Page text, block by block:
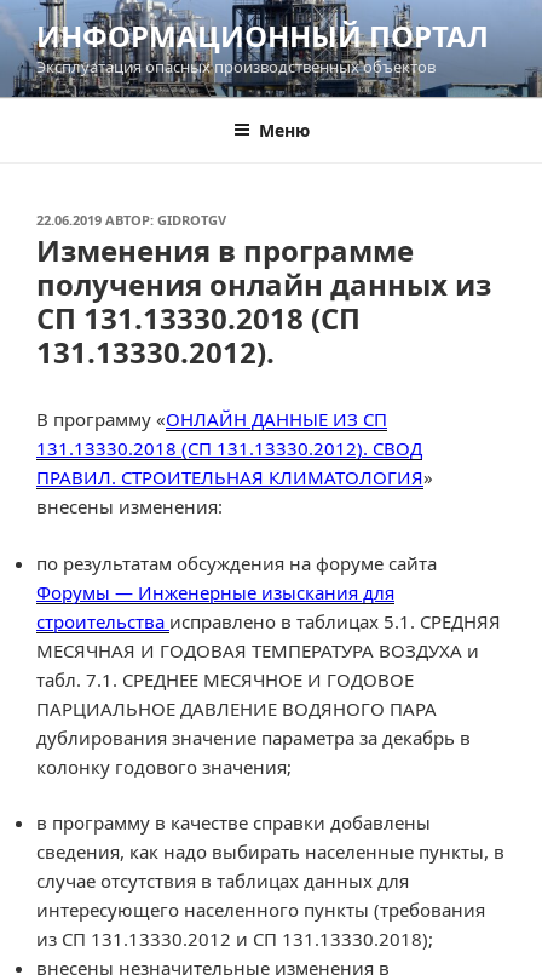
Перейти
содержимому
ИНФОРМАЦИОННЫЙ ПОРТАЛ
Эксплуатация опасных производственных объектов
Меню
ОПУБЛИКОВАНО
22.06.2019 АВТОР: GIDROTGV
Изменения в программе
получения онлайн данных из
СП 131.13330.2018 (СП
131.13330.2012).
В программу «ОНЛАЙН ДАННЫЕ ИЗ СП
131.13330.2018 (СП 131.13330.2012). СВОД
ПРАВИЛ. СТРОИТЕЛЬНАЯ КЛИМАТОЛОГИЯ»
внесены изменения:
по результатам обсуждения на форуме сайта
Форумы — Инженерные изыскания для
строительства исправлено в таблицах 5.1. СРЕДНЯЯ
МЕСЯЧНАЯ И ГОДОВАЯ ТЕМПЕРАТУРА ВОЗДУХА и
табл. 7.1. СРЕДНЕЕ МЕСЯЧНОЕ И ГОДОВОЕ
ПАРЦИАЛЬНОЕ ДАВЛЕНИЕ ВОДЯНОГО ПАРА
дублирования значение параметра за декабрь в
колонку годового значения;
в программу в качестве справки добавлены
сведения, как надо выбирать населенные пункты, в
случае отсутствия в таблицах данных для
интересующего населенного пункты (требования
из СП 131.13330.2012 и СП 131.13330.2018);
внесены незначительные изменения в